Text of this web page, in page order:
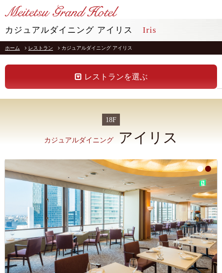
LANGUAGE
TOP トップ
アクセス
よくあるご質問
お問合せ
お取引様用通報窓口
採用情報
ソーシャルメディアポリシー
会社概要
サイトマップ
ホテルパンフレット
FOLLOW US
カジュアルダイニング アイリス Iris
ホーム レストラン カジュアルダイニング アイリス
レストランを選ぶ
18F
カジュアルダイニング アイリス
1 2